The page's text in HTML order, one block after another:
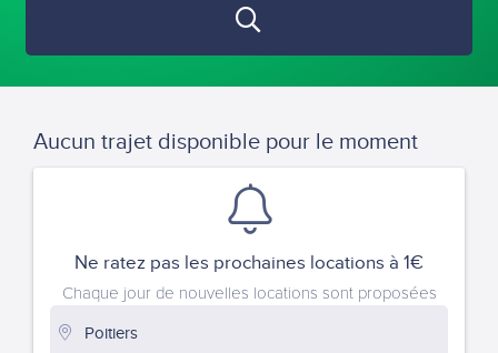
Aucun trajet disponible pour le moment
Ne ratez pas les prochaines locations à 1€
Chaque jour de nouvelles locations sont proposées